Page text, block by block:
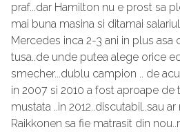
praf...dar Hamilton nu e prost sa
mai buna masina si ditamai
Mercedes inca 2-3 ani in plus asa
tusa..de unde putea alege orice
smecher...dublu campion .. de
in 2007 si 2010 a fost aproape de
mustata ..in 2012..discutabil..sau
Raikkonen sa fie matrasit din